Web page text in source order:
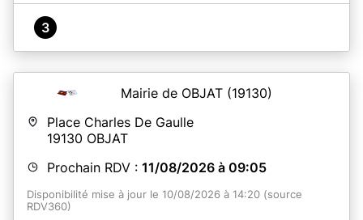
3
Mairie de OBJAT (19130)
Place Charles De Gaulle
19130 OBJAT
Prochain RDV : 11/08/2026 à 09:05
Disponibilité mise à jour le 10/08/2026 à 14:20 (source
RDV360)